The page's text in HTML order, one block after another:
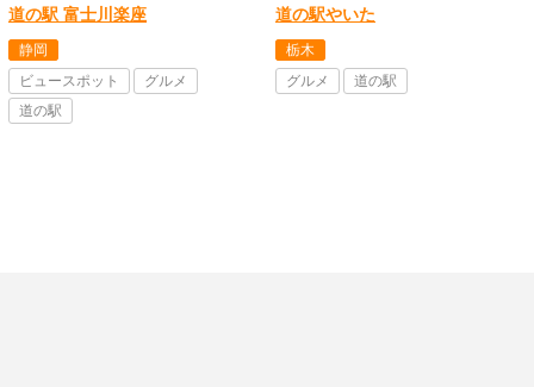
道の駅 富士川楽座
静岡
ビュースポット
グルメ
道の駅
道の駅やいた
栃木
グルメ
道の駅